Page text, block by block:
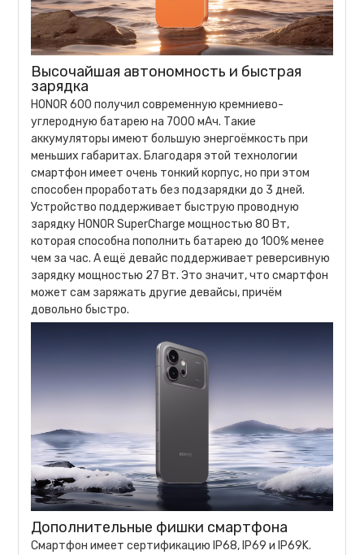
Высочайшая автономность и быстрая
зарядка
HONOR 600 получил современную кремниево-
углеродную батарею на 7000 мАч. Такие
аккумуляторы имеют большую энергоёмкость при
меньших габаритах. Благодаря этой технологии
смартфон имеет очень тонкий корпус, но при этом
способен проработать без подзарядки до 3 дней.
Устройство поддерживает быструю проводную
зарядку HONOR SuperCharge мощностью 80 Вт,
которая способна пополнить батарею до 100% менее
чем за час. А ещё девайс поддерживает реверсивную
зарядку мощностью 27 Вт. Это значит, что смартфон
может сам заряжать другие девайсы, причём
довольно быстро.
Дополнительные фишки смартфона
Смартфон имеет сертификацию IP68, IP69 и IP69K.